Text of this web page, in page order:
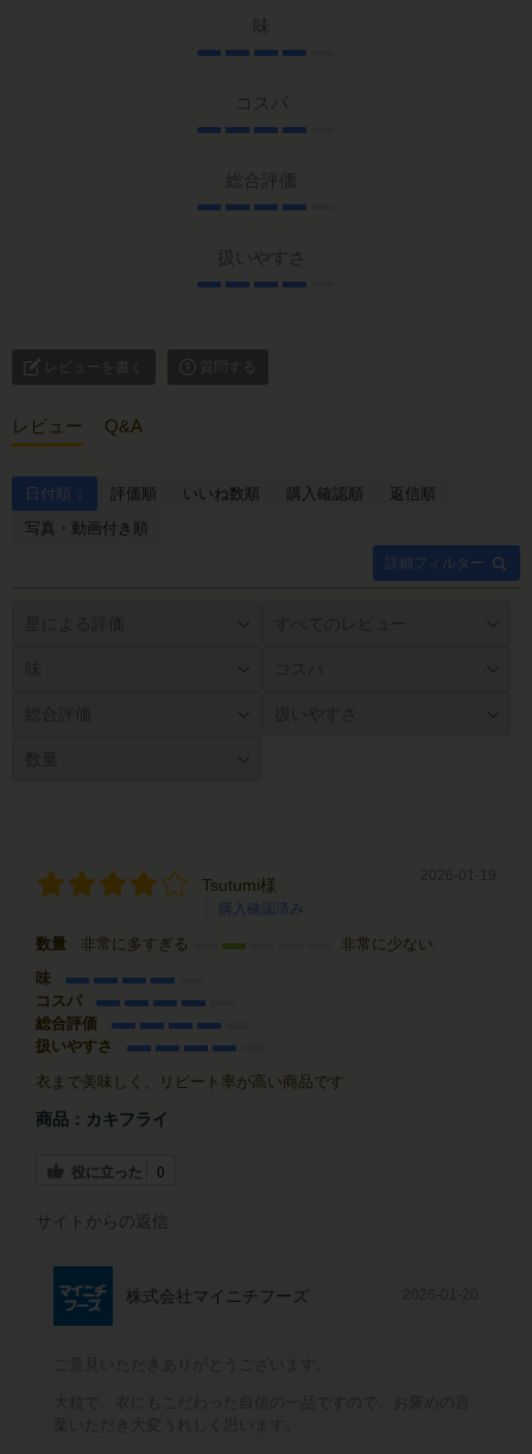
味
コスパ
総合評価
扱いやすさ
レビューを書く 質問する
レビュー Q&A
詳細フィルター
日付順 ↓ 評価順 いいね数順 購入確認順
返信順
写真・動画付き順
Tsutumi様
購入確認済み
数量 非常に多すぎる
非常に少ない
味
コスパ
総合評価
扱いやすさ
衣まで美味しく、リピート率が高い商品です
商品： カキフライ
役に立った 0
サイトからの返信
株式会社マイニチフーズ